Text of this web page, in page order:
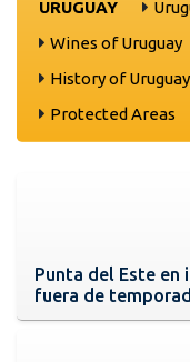
URUGUAY
Wines of Uruguay
History of Uruguay
Protected Areas
Punta del Este en
fuera de